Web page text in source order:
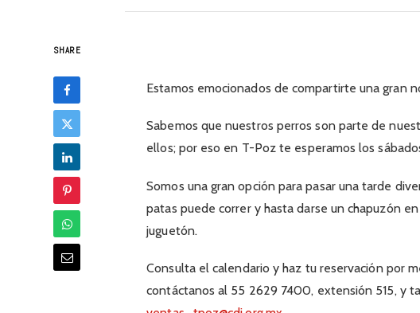
SHARE
Estamos emocionados de compartirte una gran
Sabemos que nuestros perros son parte de
ellos; por eso en T-Poz te esperamos los
Somos una gran opción para pasar una tarde
patas puede correr y hasta darse un chapuzón
juguetón.
Consulta el calendario y haz tu reservación por
contáctanos al 55 2629 7400, extensión 515, y